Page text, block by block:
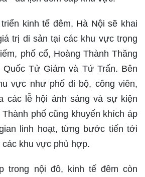
kinh tế đêm, Hà Nội sẽ khai
trị di sản tại các khu vực trọng
phố cổ, Hoàng Thành Thăng
Quốc Tử Giám và Tứ Trấn. Bên
vực như phố đi bộ, công viên,
các lễ hội ánh sáng và sự kiện
phố cũng khuyến khích áp
linh hoạt, từng bước tiến tới
các khu vực phù hợp.
trong nội đô, kinh tế đêm còn